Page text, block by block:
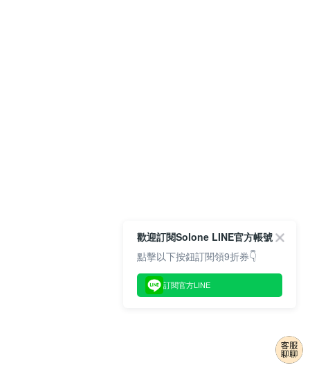
歡迎訂閱Solone LINE官方帳號
點擊以下按鈕訂閱領9折券👇
訂閱官方LINE